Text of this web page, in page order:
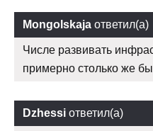
Mongolskaja ответил(а)
Числе развивать
примерно столько же
Dzhessi ответил(а)